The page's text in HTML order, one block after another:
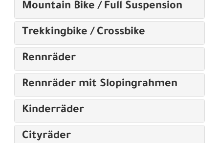
Mountain Bike / Full Suspension
Trekkingbike / Crossbike
Rennräder
Rennräder mit Slopingrahmen
Kinderräder
Cityräder